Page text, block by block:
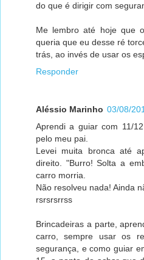
do que é dirigir com
Me lembro até hoje que
queria que eu desse ré
trás, ao invés de usar os
Responder
Aléssio Marinho 03/08/
Aprendi a guiar com 11/
pelo meu pai.
Levei muita bronca até
direito. "Burro! Solta a
carro morria.
Não resolveu nada! Ainda
rsrsrsrrss
Brincadeiras a parte,
carro, sempre usar os
segurança, e como guiar